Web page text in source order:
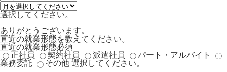
選択してください。
ありがとうございます。
直近の就業形態を教えてください。
直近の就業形態必須
正社員
契約社員 派遣社員
パート・アルバイト
業務委託
その他 選択してください。